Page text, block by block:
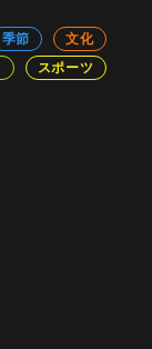
季節
文化
スポーツ